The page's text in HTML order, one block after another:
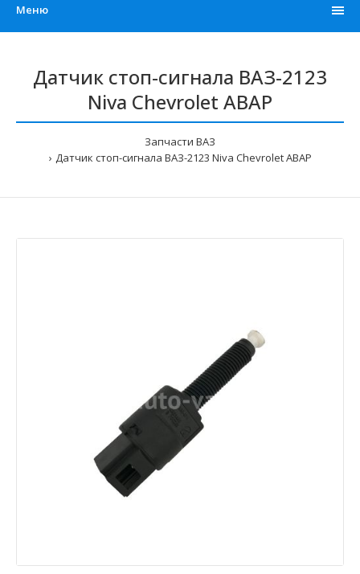
Меню
Датчик стоп-сигнала ВАЗ-2123
Niva Chevrolet АВАР
Запчасти ВАЗ
Датчик стоп-сигнала ВАЗ-2123 Niva Chevrolet АВАР